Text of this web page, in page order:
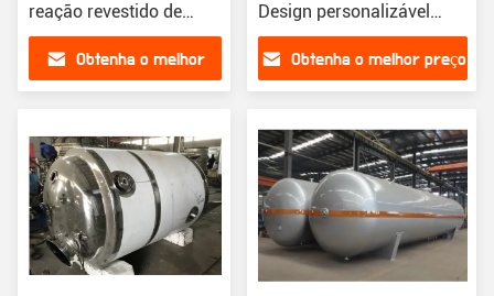
reação revestido de
vidro de aço carbono
personalizável para
instalações químicas
Obtenha o melhor
Design personalizável
Função e capacidade
Obtenha o melhor preço